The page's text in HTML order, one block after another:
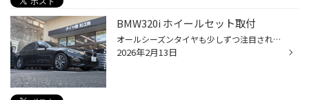
BMW320i ホイールセット取付
オールシーズンタイヤも少しずつ注目されていますが 山陰の冬道にはスタッドレスタイヤが必需品！ 柔らかいスタッドレスタイヤがもたらす 氷、雪への安心感は オールシーズンとは全くの別物。 冬道の安全性と安心感のためにブリザック！ 今回はブリザックVRX3をお選び頂きました！ 合わせるホイール...
2026年2月13日